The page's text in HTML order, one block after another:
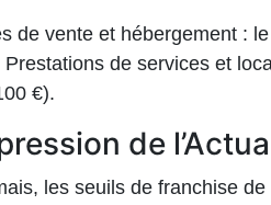
de vente et hébergement :
Prestations de services et
€).
de
les seuils de franchise